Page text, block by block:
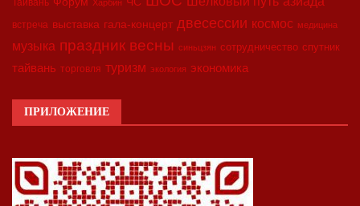
Харбин
встреча выставка гала-концерт двесессии космос медицина
музыка праздник весны синьцзян сотрудничество спутник
тайвань торговля туризм экология экономика
ПРИЛОЖЕНИЕ